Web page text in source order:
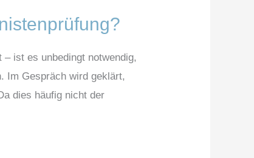
ist es unbedingt notwendig,
Im Gespräch wird geklärt,
dies häufig nicht der